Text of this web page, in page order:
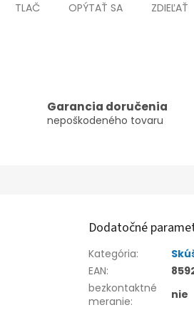
TLAČ OPÝTAŤ SA ZDIEĽAŤ
Garancia doručenia
nepoškodeného tovaru
Dodatočné
Kategória:
EAN:
bezkontaktné
meranie:
nie